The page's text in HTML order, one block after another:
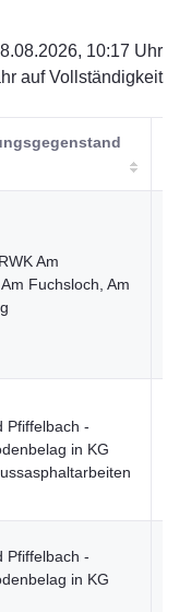
10:17 Uhr
auf Vollständigkeit
Am
Fuchsloch, Am
Pfiffelbach -
in KG
Pfiffelbach -
in KG